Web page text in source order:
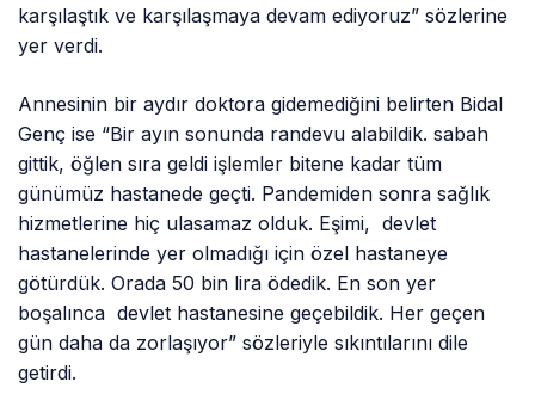
karşılaştık ve karşılaşmaya devam ediyoruz” sözlerine
yer verdi.
Annesinin bir aydır doktora gidemediğini belirten Bidal
Genç ise “Bir ayın sonunda randevu alabildik. sabah
gittik, öğlen sıra geldi işlemler bitene kadar tüm
günümüz hastanede geçti. Pandemiden sonra sağlık
hizmetlerine hiç ulasamaz olduk. Eşimi, devlet
hastanelerinde yer olmadığı için özel hastaneye
götürdük. Orada 50 bin lira ödedik. En son yer
boşalınca devlet hastanesine geçebildik. Her geçen
gün daha da zorlaşıyor” sözleriyle sıkıntılarını dile
getirdi.